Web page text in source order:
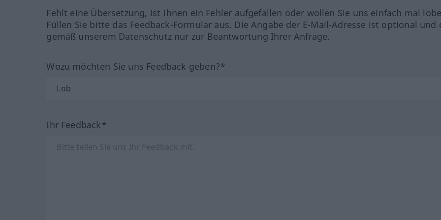
Fehlt eine Übersetzung, ist Ihnen ein Fehler aufgefallen oder wollen Sie uns einfach mal
Füllen Sie bitte das Feedback-Formular aus. Die Angabe der E-Mail-Adresse ist optional und
gemäß unserem Datenschutz nur zur Beantwortung Ihrer Anfrage.
Wozu möchten Sie uns Feedback geben?*
Ihr Feedback*